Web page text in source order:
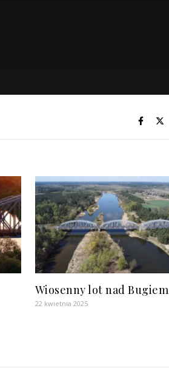
Wiosenny lot nad Bugiem
22 kwietnia 2025